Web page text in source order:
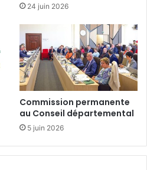
24 juin 2026
Commission permanente
au Conseil départemental
5 juin 2026